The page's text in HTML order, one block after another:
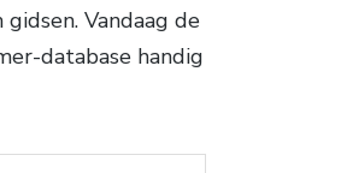
Vandaag de
database handig